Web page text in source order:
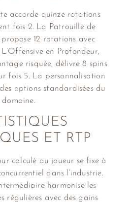
accorde quinze rotations
fois 2. La Patrouille de
propose 12 rotations avec
en Profondeur,
risquée, délivre 8 spins
fois 5. La personnalisation
options standardisées du
domaine.
ET RTP
calculé au joueur se fixe à
dans l’industrie.
harmonise les
régulières avec des gains